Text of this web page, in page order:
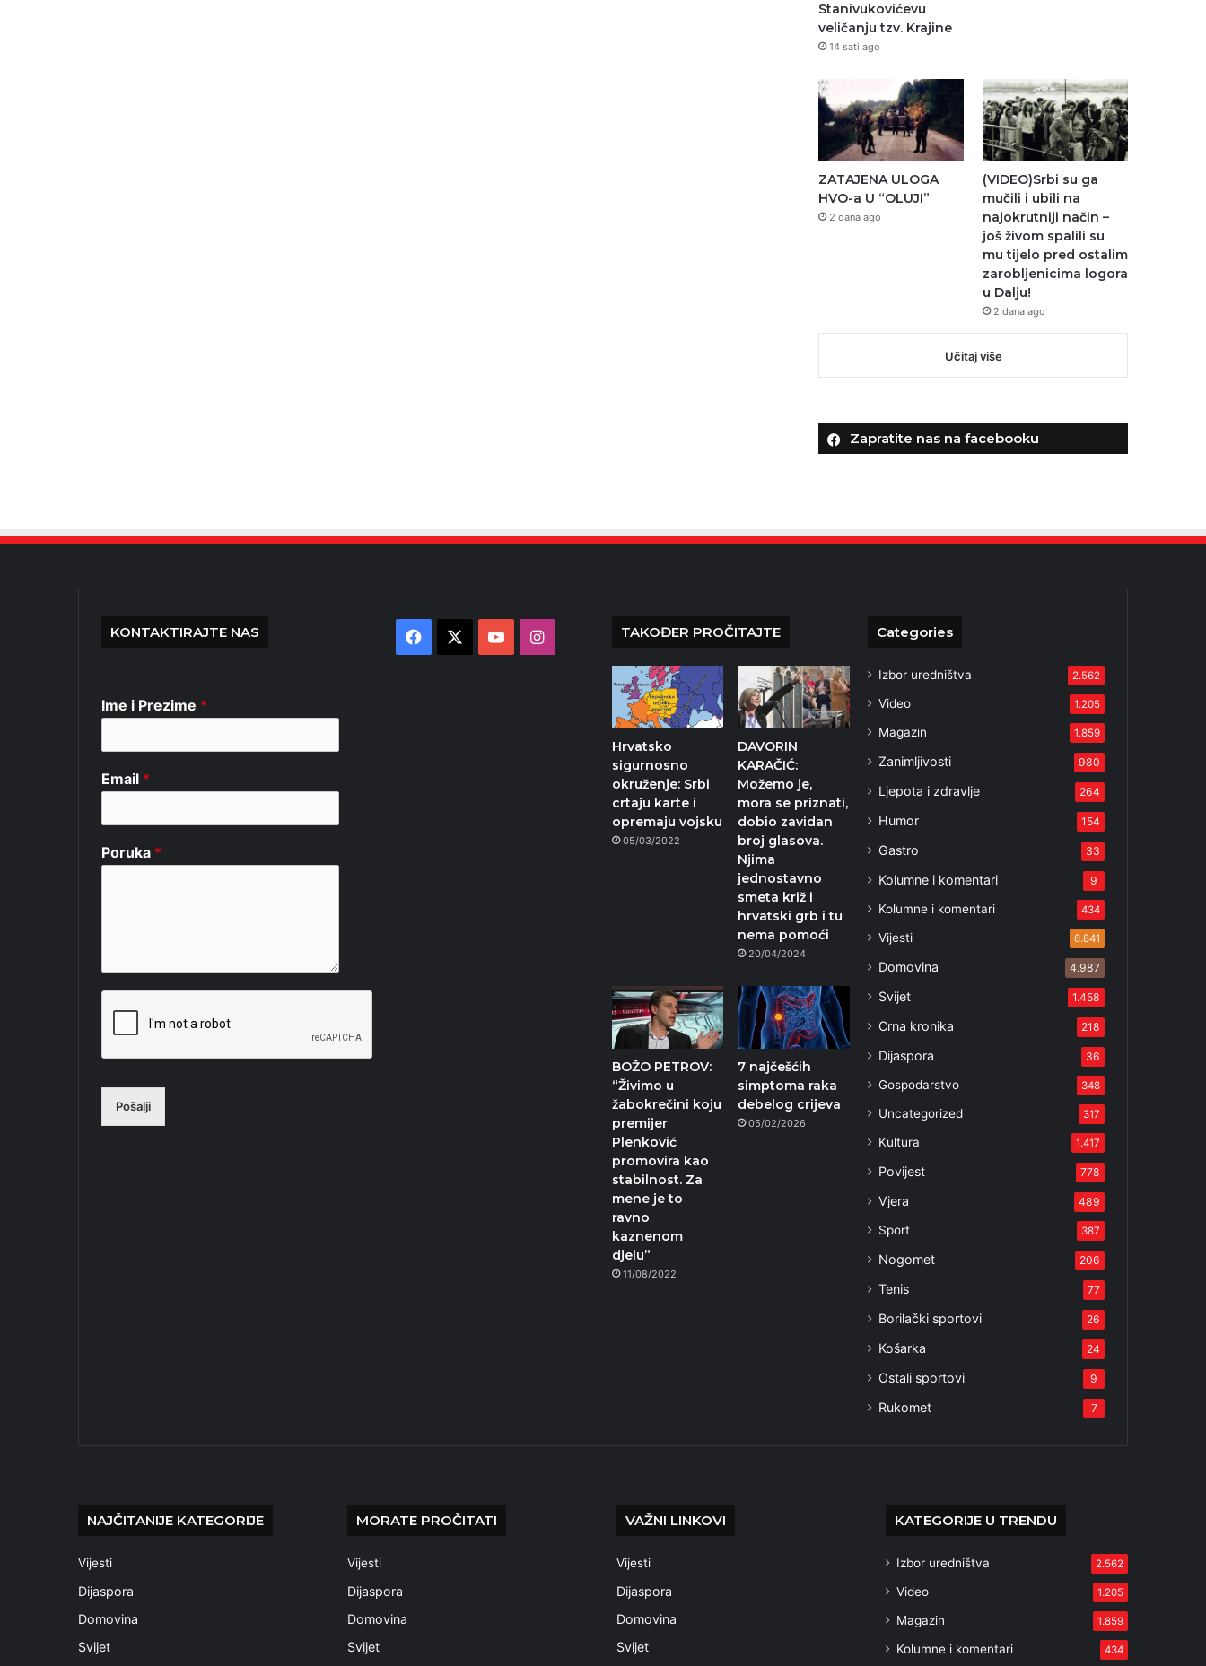
Stanivukovićevu
veličanju tzv. Krajine
14 sati ago
ZATAJENA ULOGA
HVO-a U “OLUJI”
2 dana ago
(VIDEO)Srbi su ga
mučili i ubili na
najokrutniji način –
još živom spalili su
mu tijelo pred ostalim
zarobljenicima logora
u Dalju!
2 dana ago
Učitaj više
Zapratite nas na facebooku
KONTAKTIRAJTE NAS
Ime i Prezime *
Email *
Poruka *
Pošalji
Facebook YouTubeInstagram TAKOĐER PROČITAJTE
Hrvatsko
sigurnosno
okruženje: Srbi
crtaju karte i
opremaju vojsku
05/03/2022
DAVORIN
KARAČIĆ:
Možemo je,
mora se priznati,
dobio zavidan
broj glasova.
Njima
jednostavno
smeta križ i
hrvatski grb i tu
nema pomoći
20/04/2024
BOŽO PETROV:
“Živimo u
žabokrečini koju
premijer
Plenković
promovira kao
stabilnost. Za
mene je to
ravno
kaznenom
djelu”
11/08/2022
7 najčešćih
simptoma raka
debelog crijeva
05/02/2026
Categories
Izbor uredništva 2.562
Video 1.205
Magazin 1.859
Zanimljivosti 980
Ljepota i zdravlje 264
Humor 154
Gastro 33
Kolumne i komentari 9
Kolumne i komentari 434
Vijesti 6.841
Domovina 4.987
Svijet 1.458
Crna kronika 218
Dijaspora 36
Gospodarstvo 348
Uncategorized 317
Kultura 1.417
Povijest 778
Vjera 489
Sport 387
Nogomet 206
Tenis 77
Borilački sportovi 26
Košarka 24
Ostali sportovi 9
Rukomet 7
NAJČITANIJE KATEGORIJE
Vijesti
Dijaspora
Domovina
Svijet
MORATE PROČITATI
Vijesti
Dijaspora
Domovina
Svijet
VAŽNI LINKOVI
Vijesti
Dijaspora
Domovina
Svijet
KATEGORIJE U TRENDU
Izbor uredništva 2.562
Video 1.205
Magazin 1.859
Kolumne i komentari 434